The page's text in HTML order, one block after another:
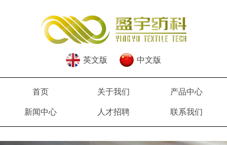
英文版 中文版
首页 关于我们 产品中心
新闻中心 人才招聘 联系我们